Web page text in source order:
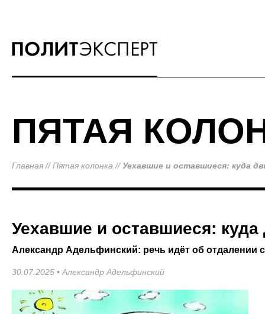
ПЯТАЯ
Главная //Пятая колонка // Уехавшие и оставшиеся: куда
Уехавшие и оставшиеся:
Александр Адельфинский: речь идёт об отдалении
30.07.2025 • Александр Адельфинский